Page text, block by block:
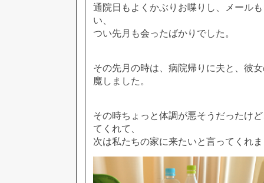
通院日もよくかぶりお喋りし、メール
い、
つい先月も会ったばかりでした。
その先月の時は、病院帰りに夫と、彼
魔しました。
その時ちょっと体調が悪そうだったけ
てくれて、
次は私たちの家に来たいと言ってくれ